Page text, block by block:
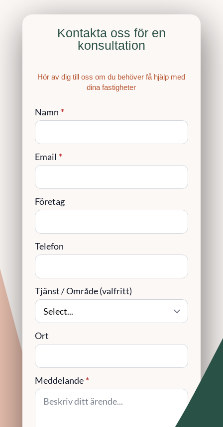
Kontakta oss för en
konsultation
Hör av dig till oss om du behöver få hjälp med
dina fastigheter
Namn *
Email *
Företag
Telefon
Tjänst / Område (valfritt)
Ort
Meddelande *